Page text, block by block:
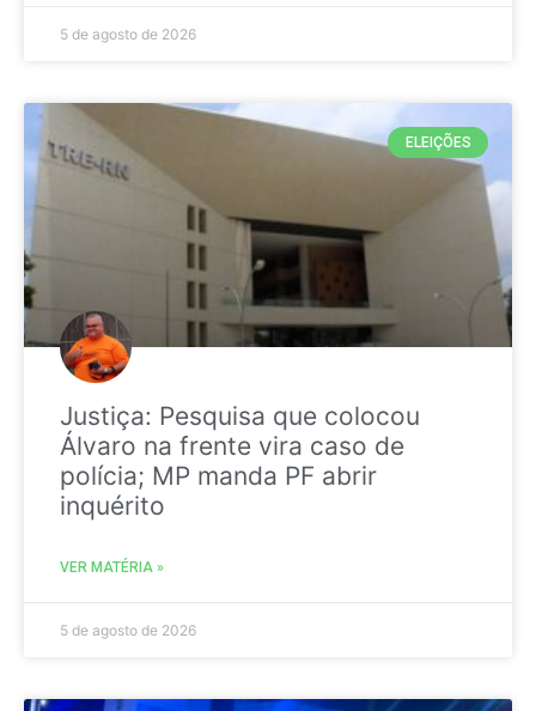
5 de agosto de 2026
ELEIÇÕES
Justiça: Pesquisa que colocou
Álvaro na frente vira caso de
polícia; MP manda PF abrir
inquérito
VER MATÉRIA »
5 de agosto de 2026